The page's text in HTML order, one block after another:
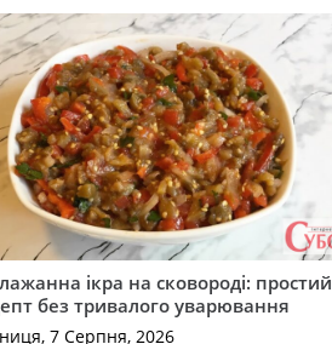
ікра на сковороді: простий
без тривалого уварювання
7 Серпня, 2026